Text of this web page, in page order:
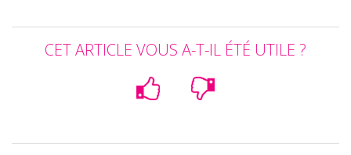
CET ARTICLE VOUS A-T-IL ÉTÉ UTILE ?